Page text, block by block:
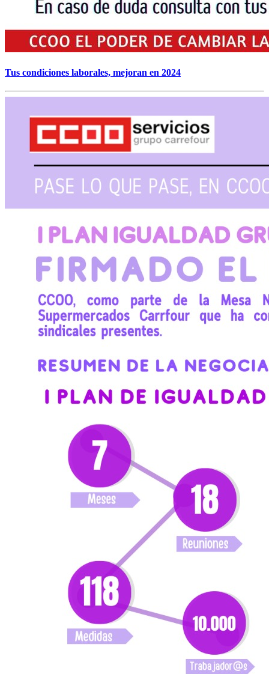
Tus condiciones laborales, mejoran en 2024